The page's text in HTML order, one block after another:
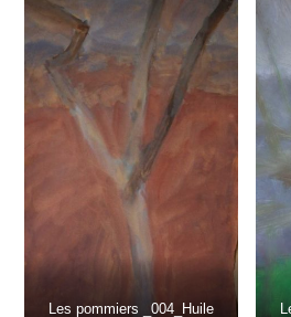
Les pommiers _004_Huile